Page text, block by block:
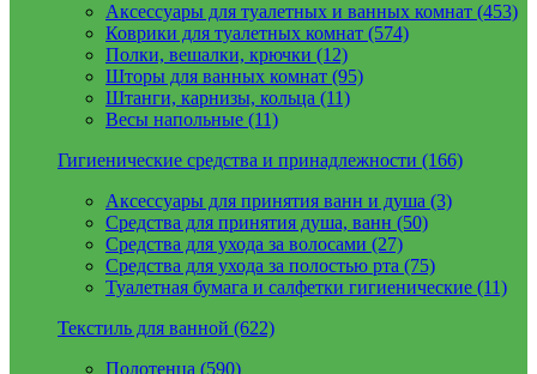
Аксессуары для туалетных и ванных комнат (453)
Коврики для туалетных комнат (574)
Полки, вешалки, крючки (12)
Шторы для ванных комнат (95)
Штанги, карнизы, кольца (11)
Весы напольные (11)
Гигиенические средства и принадлежности (166)
Аксессуары для принятия ванн и душа (3)
Средства для принятия душа, ванн (50)
Средства для ухода за волосами (27)
Средства для ухода за полостью рта (75)
Туалетная бумага и салфетки гигиенические (11)
Текстиль для ванной (622)
Полотенца (590)